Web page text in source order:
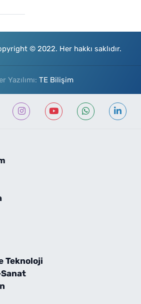
© 2022. Her hakkı saklıdır.
Yazılımı: TE Bilişim
Teknoloji